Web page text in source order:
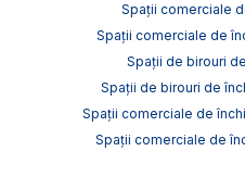
Spații comerciale
Spații comerciale de
Spații de birouri
Spații de birouri de
Spații comerciale de
Spații comerciale de